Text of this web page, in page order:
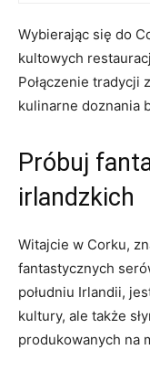
Wybierając się do
kultowych
Połączenie tradycji
kulinarne doznania⁤
Próbuj
irlandzkich
Witajcie w Corku,
‌fantastycznych
południu Irlandii,
‌kultury, ale także
produkowanych na